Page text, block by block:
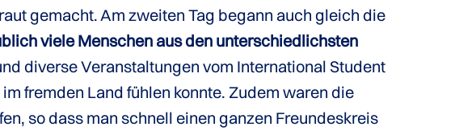
gemacht. Am zweiten Tag begann auch gleich die
viele Menschen aus den unterschiedlichsten
diverse Veranstaltungen vom International Student
fremden Land fühlen konnte. Zudem waren die
so dass man schnell einen ganzen Freundeskreis